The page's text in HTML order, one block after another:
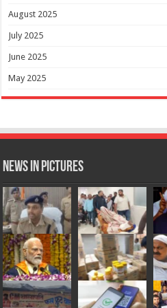
August 2025
July 2025
June 2025
May 2025
News in Pictures